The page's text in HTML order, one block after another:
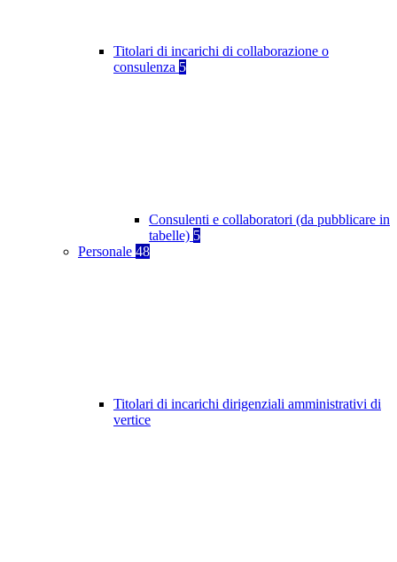
Titolari di incarichi di collaborazione o
consulenza 5
Consulenti e collaboratori (da pubblicare in
tabelle) 5
Personale 48
Titolari di incarichi dirigenziali amministrativi di
vertice